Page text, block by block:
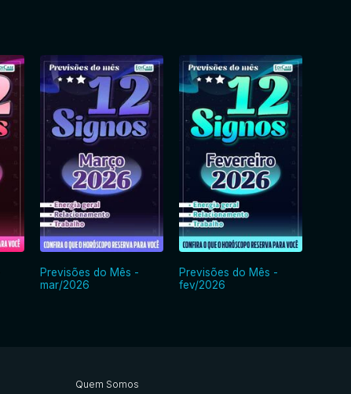
Previsões do Mês -
mar/2026
Previsões do Mês -
fev/2026
Quem Somos